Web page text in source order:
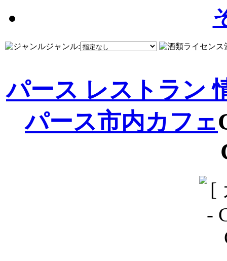
ジャンル:
パース レストラン
パース市内カフェ